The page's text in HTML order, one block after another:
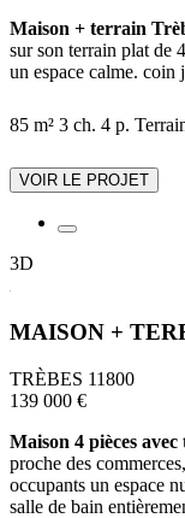
Maison + terrain
sur son terrain plat de
un espace calme.
85 m² 3 ch. 4 p.
VOIR LE PROJET
3D
MAISON +
TRÈBES 11800
139 000 €
Maison 4 pièces
proche des
occupants un espace
salle de bain